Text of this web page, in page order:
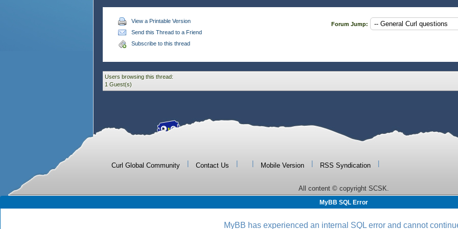
View a Printable Version
Send this Thread to a Friend
Subscribe to this thread
Forum Jump:
Users browsing this thread:
1 Guest(s)
Curl Global Community Contact Us Mobile Version RSS Syndication
All content © copyright SCSK.
MyBB SQL Error
MyBB has experienced an internal SQL error and cannot